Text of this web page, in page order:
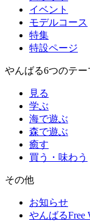
イベント
モデルコース
特集
特設ページ
やんばる6つのテー
見る
学ぶ
海で遊ぶ
森で遊ぶ
癒す
買う・味わう
その他
お知らせ
やんばるFree